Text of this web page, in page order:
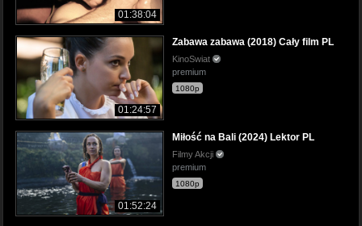
01:38:04
01:24:57
Zabawa zabawa (2018) Cały film PL
KinoSwiat
premium
1080p
01:52:24
Miłość na Bali (2024) Lektor PL
Filmy Akcji
premium
1080p